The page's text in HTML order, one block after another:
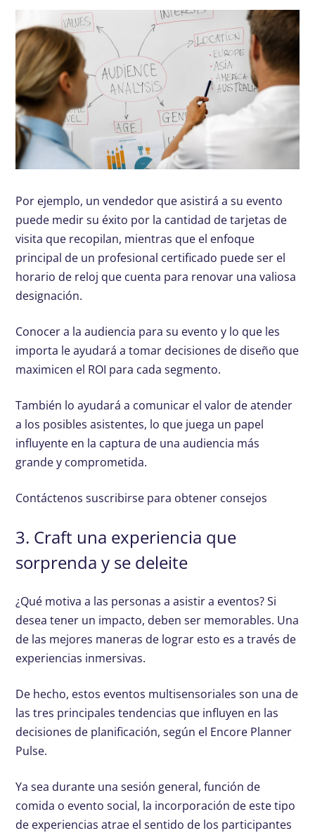
Por ejemplo, un vendedor que asistirá a su evento
puede medir su éxito por la cantidad de tarjetas de
visita que recopilan, mientras que el enfoque
principal de un profesional certificado puede ser el
horario de reloj que cuenta para renovar una valiosa
designación.
Conocer a la audiencia para su evento y lo que les
importa le ayudará a tomar decisiones de diseño que
maximicen el ROI para cada segmento.
También lo ayudará a comunicar el valor de atender
a los posibles asistentes, lo que juega un papel
influyente en la captura de una audiencia más
grande y comprometida.
Contáctenos suscribirse para obtener consejos
3. Craft una experiencia que
sorprenda y se deleite
¿Qué motiva a las personas a asistir a eventos? Si
desea tener un impacto, deben ser memorables. Una
de las mejores maneras de lograr esto es a través de
experiencias inmersivas.
De hecho, estos eventos multisensoriales son una de
las tres principales tendencias que influyen en las
decisiones de planificación, según el Encore Planner
Pulse.
Ya sea durante una sesión general, función de
comida o evento social, la incorporación de este tipo
de experiencias atrae el sentido de los participantes